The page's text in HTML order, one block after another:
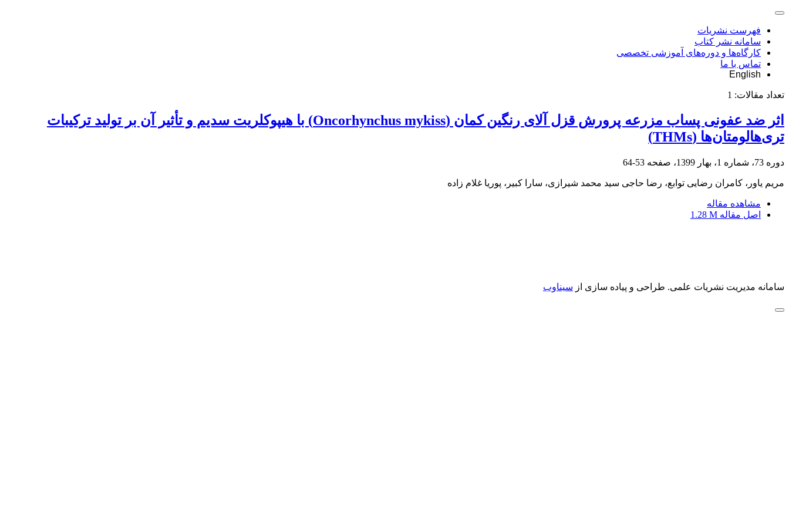
فهرست نشریات
سامانه نشر کتاب
کارگاه‌ها و دوره‌های آموزشی تخصصی
تماس با ما
English
تعداد مقالات: 1
اثر ضد عفونی پساب مزرعه پرورش قزل آلای رنگین کمان (Oncorhynchus mykiss) با هیپوکلریت سدیم و تأثیر آن بر تولید ترکیبات
تری‌هالومتان‌ها (THMs)
دوره 73، شماره 1، بهار 1399، صفحه 53-64
مریم یاور، کامران رضایی توابع، رضا حاجی سید محمد شیرازی، سارا کبیر، پوریا غلام زاده
مشاهده مقاله
اصل مقاله 1.28 M
سامانه مدیریت نشریات علمی. طراحی و پیاده سازی از سیناوب